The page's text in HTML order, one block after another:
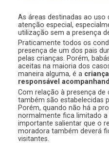
As áreas destinadas ao uso
atenção especial,
utilização sem a presença
Praticamente todos os
presença de um dos pais
pelas crianças. Porém,
aceitas na maioria dos
maneira alguma, é a
responsável
Com relação à presença de
também são estabelecidas
Porém, quando não há a
normalmente fica limitado a
importante salientar que o
moradora também deverá
visitantes.